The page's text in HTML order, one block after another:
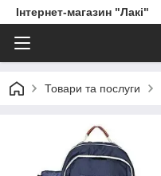
Інтернет-магазин "Лакі"
Товари та послуги